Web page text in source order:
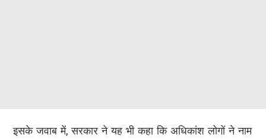
इसके जवाब में, सरकार ने यह भी कहा कि अधिकांश लोगों ने नाम